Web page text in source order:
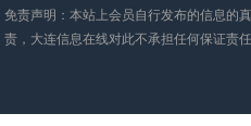
免责声明：本站上会员自行发布的信息的
责，大连信息在线对此不承担任何保证责任